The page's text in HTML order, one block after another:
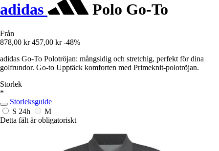
adidas Polo Go-To
Från
878,00 kr 457,00 kr -48%
adidas Go-To Polotröjan: mångsidig och stretchig, perfekt för dina
golfrundor. Go-to Upptäck komforten med Primeknit-polotröjan.
Storlek
*
Storleksguide
S 24h
M
Detta fält är obligatoriskt